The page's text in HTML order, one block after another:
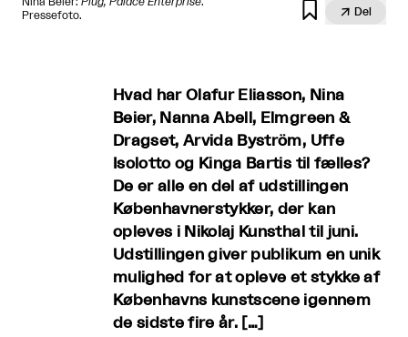
Pressefoto.
  Del
Hvad har Olafur Eliasson, Nina
Beier, Nanna Abell, Elmgreen &
Dragset, Arvida Byström, Uffe
Isolotto og Kinga Bartis til fælles?
De er alle en del af udstillingen
Københavnerstykker, der kan
opleves i Nikolaj Kunsthal til juni.
Udstillingen giver publikum en unik
mulighed for at opleve et stykke af
Københavns kunstscene igennem
de sidste fire år. […]